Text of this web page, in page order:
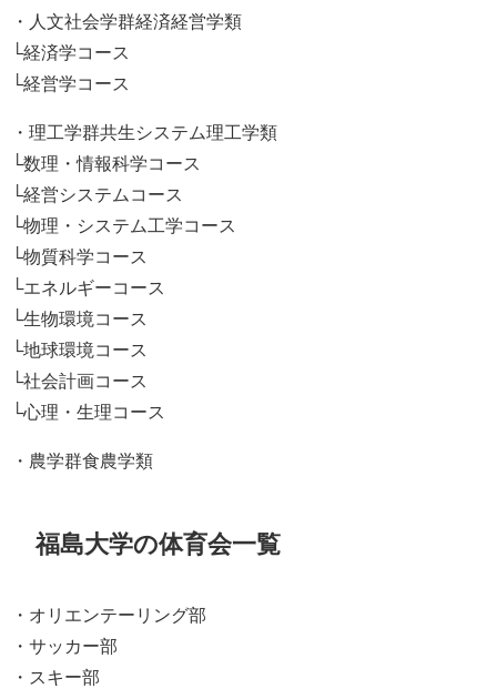
・人文社会学群経済経営学類
└経済学コース
└経営学コース
・理工学群共生システム理工学類
└数理・情報科学コース
└経営システムコース
└物理・システム工学コース
└物質科学コース
└エネルギーコース
└生物環境コース
└地球環境コース
└社会計画コース
└心理・生理コース
・農学群食農学類
福島大学の体育会一覧
・オリエンテーリング部
・サッカー部
・スキー部